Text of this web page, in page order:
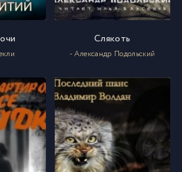
Слякоть
- Александр Подольский